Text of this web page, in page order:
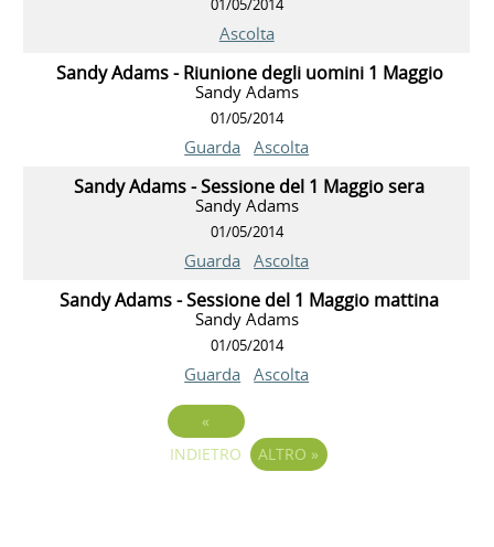
01/05/2014
Ascolta
Sandy Adams - Riunione degli uomini 1 Maggio
Sandy Adams
01/05/2014
Guarda Ascolta
Sandy Adams - Sessione del 1 Maggio sera
Sandy Adams
01/05/2014
Guarda Ascolta
Sandy Adams - Sessione del 1 Maggio mattina
Sandy Adams
01/05/2014
Guarda Ascolta
«
INDIETRO
ALTRO »